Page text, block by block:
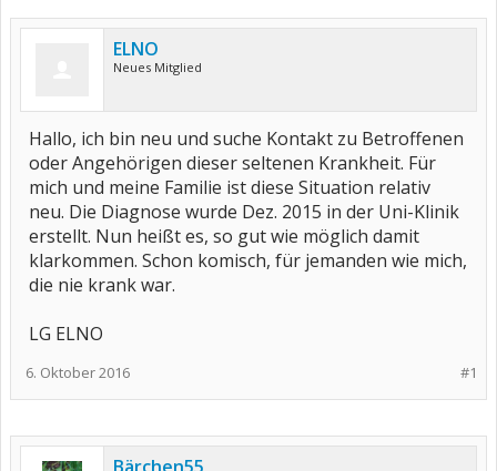
ELNO
Neues Mitglied
Hallo, ich bin neu und suche Kontakt zu Betroffenen
oder Angehörigen dieser seltenen Krankheit. Für
mich und meine Familie ist diese Situation relativ
neu. Die Diagnose wurde Dez. 2015 in der Uni-Klinik
erstellt. Nun heißt es, so gut wie möglich damit
klarkommen. Schon komisch, für jemanden wie mich,
die nie krank war.
LG ELNO
#1
6. Oktober 2016